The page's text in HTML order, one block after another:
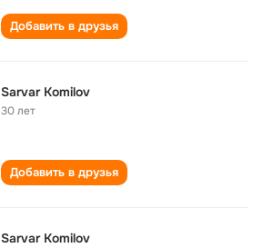
Добавить в друзья
Sarvar Komilov
30 лет
Добавить в друзья
Sarvar Komilov